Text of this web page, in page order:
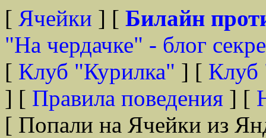
[ Ячейки ] [ Билайн
"На чердачке" - блог
[ Клуб "Курилка" ] [ Клуб
] [ Правила поведения ] [
[ Попали на Ячейки из